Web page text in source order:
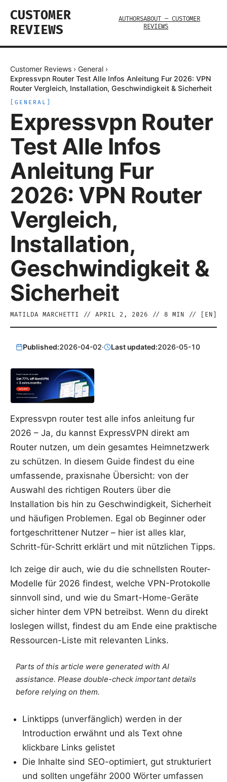
CUSTOMER
REVIEWS
AUTHORSABOUT — CUSTOMER
REVIEWS
Customer Reviews › General ›
Expressvpn Router Test Alle Infos Anleitung Fur 2026: VPN
Router Vergleich, Installation, Geschwindigkeit & Sicherheit
GENERAL
Expressvpn Router
Test Alle Infos
Anleitung Fur
2026: VPN Router
Vergleich,
Installation,
Geschwindigkeit &
Sicherheit
MATILDA MARCHETTI // APRIL 2, 2026 // 8 MIN // [ EN
Published:2026-04-02· Last updated:2026-05-10
Expressvpn router test alle infos anleitung fur
2026 – Ja, du kannst ExpressVPN direkt am
Router nutzen, um dein gesamtes Heimnetzwerk
zu schützen. In diesem Guide findest du eine
umfassende, praxisnahe Übersicht: von der
Auswahl des richtigen Routers über die
Installation bis hin zu Geschwindigkeit, Sicherheit
und häufigen Problemen. Egal ob Beginner oder
fortgeschrittener Nutzer – hier ist alles klar,
Schritt-für-Schritt erklärt und mit nützlichen Tipps.
Ich zeige dir auch, wie du die schnellsten Router-
Modelle für 2026 findest, welche VPN-Protokolle
sinnvoll sind, und wie du Smart-Home-Geräte
sicher hinter dem VPN betreibst. Wenn du direkt
loslegen willst, findest du am Ende eine praktische
Ressourcen-Liste mit relevanten Links.
Parts of this article were generated with AI
assistance. Please double-check important details
before relying on them.
Linktipps (unverfänglich) werden in der
Introduction erwähnt und als Text ohne
klickbare Links gelistet
Die Inhalte sind SEO-optimiert, gut strukturiert
und sollten ungefähr 2000 Wörter umfassen